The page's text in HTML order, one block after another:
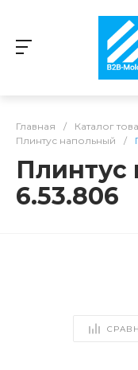
Главная / Каталог
Плинтус напольный
/
Плинтус
6.53.806